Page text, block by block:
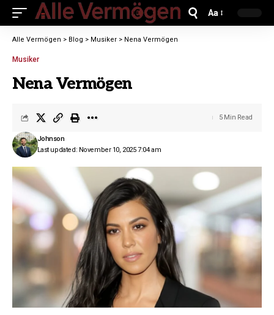
Aa
Alle Vermögen > Blog > Musiker > Nena Vermögen
Musiker
Nena Vermögen
Last updated: November 10, 2025 7:04 am
Johnson
5 Min Read